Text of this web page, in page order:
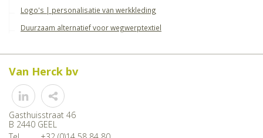
Logo's | personalisatie van werkkleding
Duurzaam alternatief voor wegwerptextiel
Van Herck bv
Share
Gasthuisstraat 46
B 2440 GEEL